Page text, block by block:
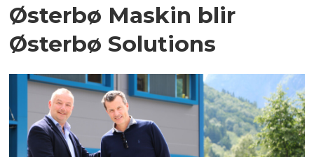
Østerbø Maskin blir
Østerbø Solutions